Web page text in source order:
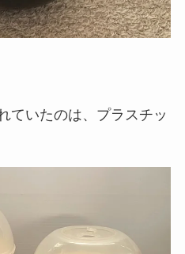
ていたのは、プラスチッ